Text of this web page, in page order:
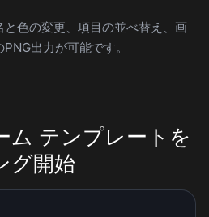
色の変更、項目の並べ替え、画
出力が可能です。
ム テンプレートを
グ開始